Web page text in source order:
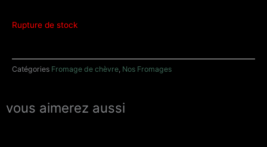
Rupture de stock
Catégories Fromage de chèvre, Nos Fromages
vous aimerez aussi